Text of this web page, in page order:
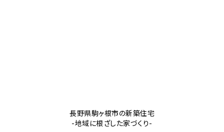
長野県駒ヶ根市の新築住宅
-地域に根ざした家づくり-